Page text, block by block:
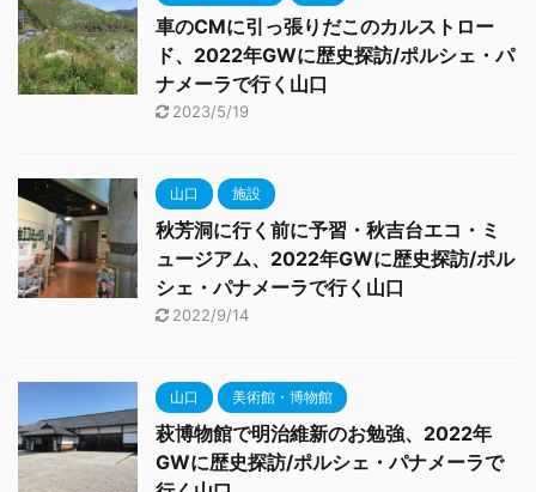
車のCMに引っ張りだこのカルストロー
ド、2022年GWに歴史探訪/ポルシェ・パ
ナメーラで行く山口
2023/5/19
山口 施設
秋芳洞に行く前に予習・秋吉台エコ・ミ
ュージアム、2022年GWに歴史探訪/ポル
シェ・パナメーラで行く山口
2022/9/14
山口 美術館・博物館
萩博物館で明治維新のお勉強、2022年
GWに歴史探訪/ポルシェ・パナメーラで